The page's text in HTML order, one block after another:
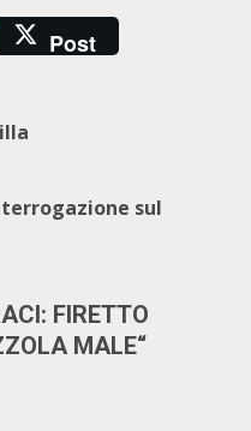
Post
sul
FIRETTO
MALE“